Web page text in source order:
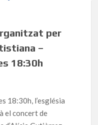
per
–
18:30h
18:30h, l’església
el concert de